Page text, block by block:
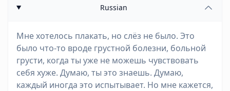
Russian
Мне хотелось плакать, но слёз не было. Это
было что-то вроде грустной болезни, больной
грусти, когда ты уже не можешь чувствовать
себя хуже. Думаю, ты это знаешь. Думаю,
каждый иногда это испытывает. Но мне кажется,